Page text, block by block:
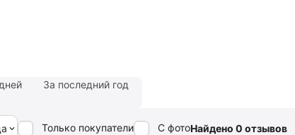
За последний год
Только покупатели С фотоНайдено 0 отзывов